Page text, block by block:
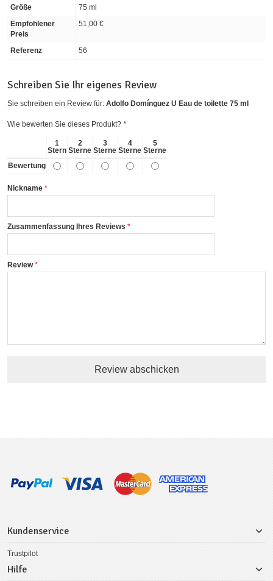
Größe
75 ml
Empfohlener
Preis
51,00 €
Referenz 56
Schreiben Sie Ihr eigenes Review
Sie schreiben ein Review für: Adolfo Domínguez U Eau de toilette 75 ml
Wie bewerten Sie dieses Produkt? *
1
Stern
2
Sterne
3
Sterne
4
Sterne
5
Sterne
Bewertung
Nickname
Zusammenfassung Ihres Reviews
Review
Review abschicken
Kundenservice
Trustpilot
Hilfe